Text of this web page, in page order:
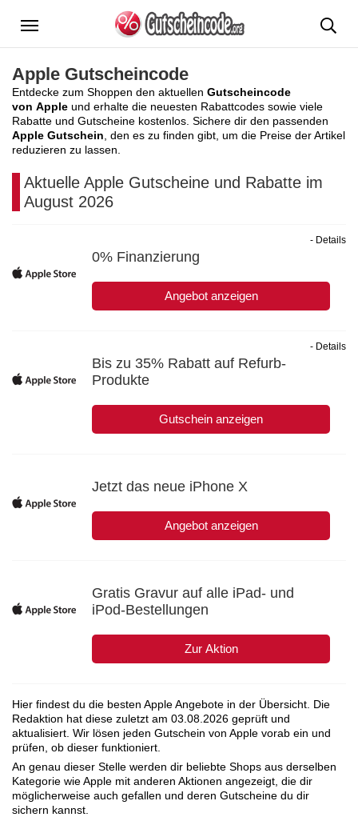
Menü
Apple Gutscheincode
Entdecke zum Shoppen den aktuellen Gutscheincode
von Apple und erhalte die neuesten Rabattcodes sowie viele
Rabatte und Gutscheine kostenlos. Sichere dir den passenden
Apple Gutschein , den es zu finden gibt, um die Preise der Artikel
reduzieren zu lassen.
Aktuelle Apple Gutscheine und Rabatte im
August 2026
0% Finanzierung
Angebot anzeigen
- Details
Bis zu 35% Rabatt auf Refurb-
Produkte
Gutschein anzeigen
- Details
Jetzt das neue iPhone X
Angebot anzeigen
Gratis Gravur auf alle iPad- und
iPod-Bestellungen
Zur Aktion
Hier findest du die besten Apple Angebote in der Übersicht. Die
Redaktion hat diese zuletzt am 03.08.2026 geprüft und
aktualisiert. Wir lösen jeden Gutschein von Apple vorab ein und
prüfen, ob dieser funktioniert.
An genau dieser Stelle werden dir beliebte Shops aus derselben
Kategorie wie Apple mit anderen Aktionen angezeigt, die dir
möglicherweise auch gefallen und deren Gutscheine du dir
sichern kannst.